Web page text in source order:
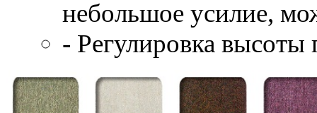
небольшое усилие,
- Регулировка